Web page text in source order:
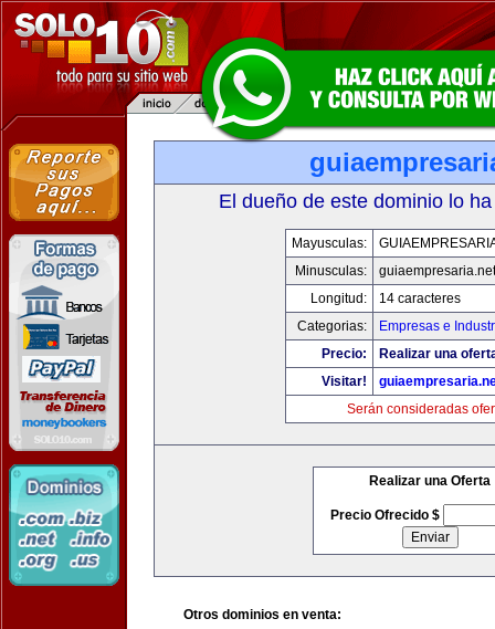
El dueño de este dominio lo
Mayusculas:
Minusculas:
guiaempresaria.net
Longitud:
14 caracteres
Categorias:
Empresas e
Precio:
Realizar una
Visitar!
Serán consideradas
Realizar una Oferta
Precio Ofrecido $
Otros dominios en venta: